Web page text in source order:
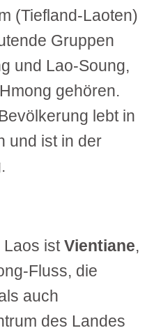
(Tiefland-Laoten)
Gruppen
und Lao-Soung,
gehören.
lebt in
und ist in der
Laos istVientiane,
Fluss, die
auch
des Landes